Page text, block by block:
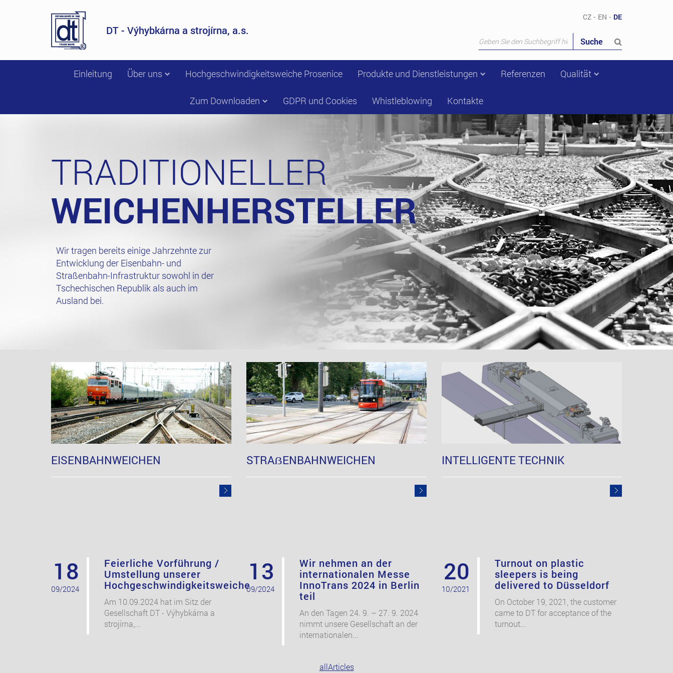
DT - Výhybkárna a strojírna, a.s.
CZ - EN - DE
Suche
Einleitung Über uns Hochgeschwindigkeitsweiche Prosenice Produkte und Dienstleistungen Referenzen Qualität
Zum Downloaden GDPR und Cookies Whistleblowing Kontakte
TRADITIONELLER
WEICHENHERSTELLER
Wir tragen bereits einige Jahrzehnte zur
Entwicklung der Eisenbahn- und
Straßenbahn-Infrastruktur sowohl in der
Tschechischen Republik als auch im
Ausland bei.
EISENBAHNWEICHEN STRAẞENBAHNWEICHEN INTELLIGENTE TECHNIK
18
09/2024
Feierliche Vorführung /
Umstellung unserer
Hochgeschwindigkeitsweiche
Am 10.09.2024 hat im Sitz der
Gesellschaft DT - Výhybkárna a
strojírna,...
13
09/2024
Wir nehmen an der
internationalen Messe
InnoTrans 2024 in Berlin
teil
An den Tagen 24. 9. – 27. 9. 2024
nimmt unsere Gesellschaft an der
internationalen...
20
10/2021
Turnout on plastic
sleepers is being
delivered to Düsseldorf
On October 19, 2021, the customer
came to DT for acceptance of the
turnout...
allArticles